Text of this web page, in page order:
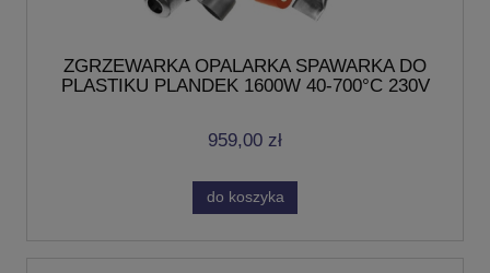
ZGRZEWARKA OPALARKA SPAWARKA DO
PLASTIKU PLANDEK 1600W 40-700°C 230V
959,00 zł
do koszyka